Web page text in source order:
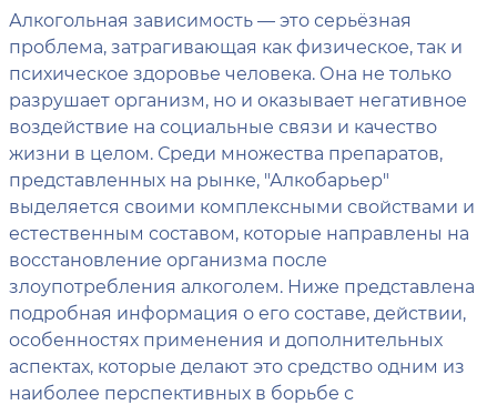
Алкогольная зависимость — это серьёзная
проблема, затрагивающая как физическое, так и
психическое здоровье человека. Она не только
разрушает организм, но и оказывает негативное
воздействие на социальные связи и качество
жизни в целом. Среди множества препаратов,
представленных на рынке, "Алкобарьер"
выделяется своими комплексными свойствами и
естественным составом, которые направлены на
восстановление организма после
злоупотребления алкоголем. Ниже представлена
подробная информация о его составе, действии,
особенностях применения и дополнительных
аспектах, которые делают это средство одним из
наиболее перспективных в борьбе с